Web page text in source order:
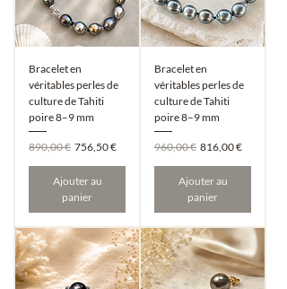
Bracelet en
véritables perles de
culture de Tahiti
poire 8–9 mm
Prix original
890,00 € Prix promotionnel
756,50 €
Ajouter au
panier
Bracelet en
véritables perles de
culture de Tahiti
poire 8–9 mm
Prix original
960,00 € Prix promotionnel
816,00 €
Ajouter au
panier